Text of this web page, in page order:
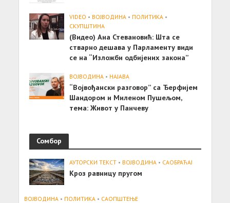
VIDEO • ВОЈВОДИНА • ПОЛИТИКА •
СКУПШТИНА
(Видео) Ана Стевановић: Шта се
стварно дешава у Парламенту види
се на “Изложби одбијених закона”
ВОЈВОДИНА • НАЈАВА
“Војвођански разговор” са Ђерфијем
Шандором и Миленом Пушељом,
тема: Живот у Панчеву
Сомбор
АУТОРСКИ ТЕКСТ • ВОЈВОДИНА • САОБРАЋАЈ
Кроз равницу пругом
ВОЈВОДИНА • ПОЛИТИКА • САОПШТЕЊE